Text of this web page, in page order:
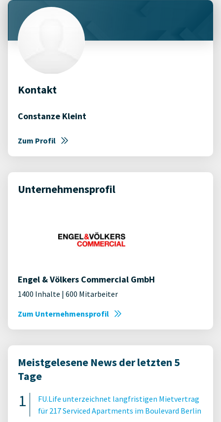
Kontakt
Constanze Kleint
Zum Profil
Unternehmensprofil
Engel & Völkers Commercial GmbH
1400 Inhalte | 600 Mitarbeiter
Zum Unternehmensprofil
Meistgelesene News der letzten 5
Tage
FU.Life unterzeichnet langfristigen Mietvertrag
für 217 Serviced Apartments im Boulevard Berlin